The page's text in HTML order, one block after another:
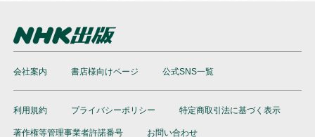
会社案内 書店様向けページ 公式SNS一覧
利用規約 プライバシーポリシー 特定商取引法に基づく表示
著作権等管理事業者許諾番号 お問い合わせ